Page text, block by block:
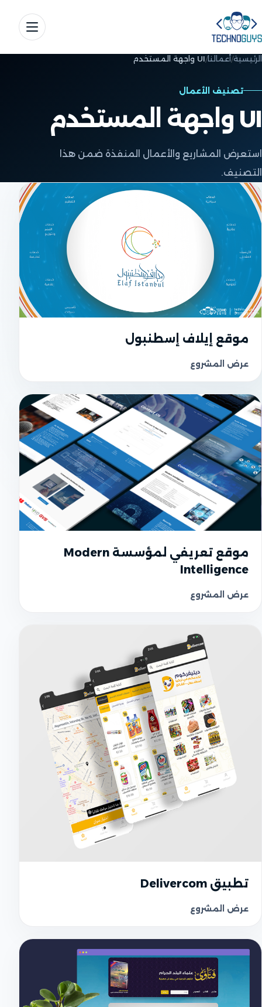
الرئيسية أعمالنا UI واجهة المستخدم
تصنيف الأعمال
UI واجهة المستخدم
استعرض المشاريع والأعمال المنفذة ضمن هذا
التصنيف.
موقع إيلاف إسطنبول
عرض المشروع
موقع تعريفي لمؤسسة Modern
Intelligence
عرض المشروع
تطبيق Delivercom
عرض المشروع